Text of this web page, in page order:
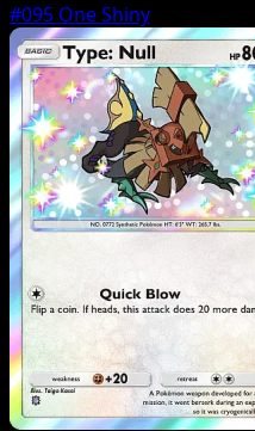
#095 One Shiny